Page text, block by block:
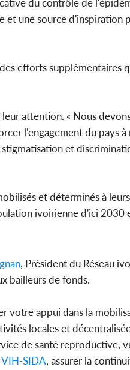
du contrôle de
une source d'inspiration
efforts supplémentaires
attention. « Nous
l'engagement du pays
et
et déterminés à
ivoirienne d'ici 2030
, Président du Réseau
bailleurs de fonds.
appui dans la
locales et
de santé reproductive,
VIH-SIDA, assurer la